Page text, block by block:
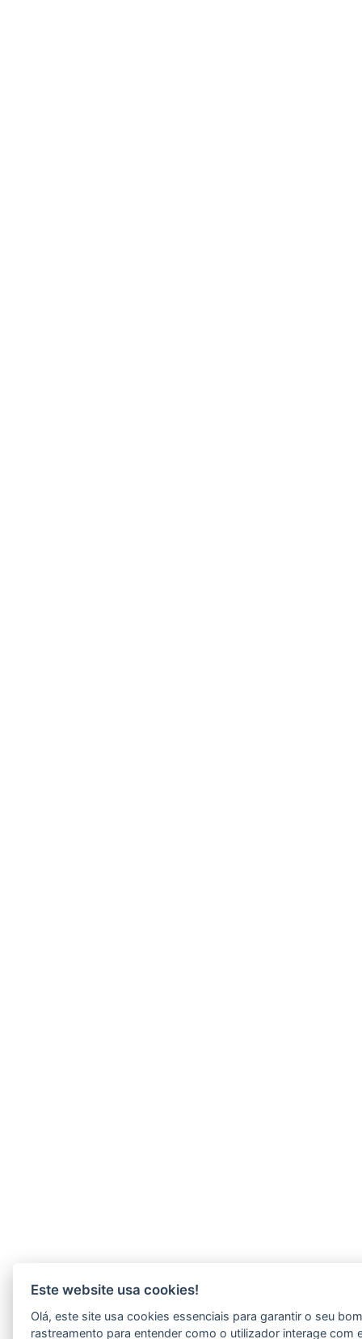
Este website usa cookies!
Olá, este site usa cookies essenciais para garantir o seu
rastreamento para entender como o utilizador interage com